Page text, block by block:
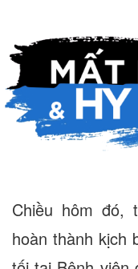
Chiều hôm đó,
hoàn thành kịch